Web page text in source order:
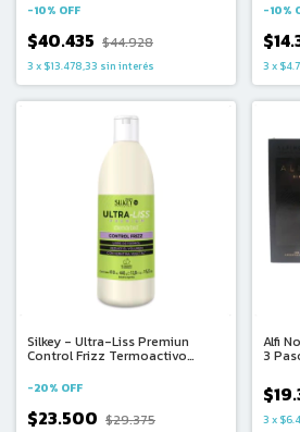
-10% OFF
$40.435 $44.928
3 x $13.478,33 sin interés
-10%
3 x
Silkey - Ultra-Liss Premiun
Control Frizz Termoactivo
-20% OFF
$23.500 $29.375
Alfi
3
3 x